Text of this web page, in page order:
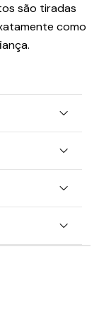
são tiradas
como